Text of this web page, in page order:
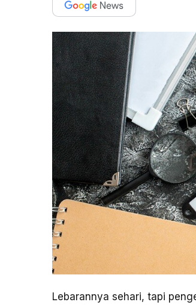
Lebarannya sehari, tapi